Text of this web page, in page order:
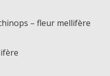
– fleur mellifère